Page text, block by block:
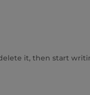
it, then start